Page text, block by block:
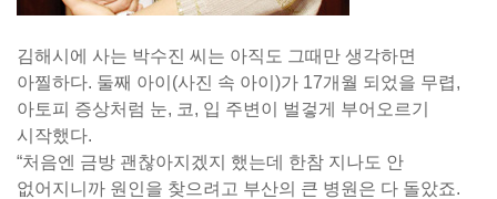
김해시에 사는 박수진 씨는 아직도 그때만 생각하면
아찔하다. 둘째 아이(사진 속 아이)가 17개월 되었을 무렵,
아토피 증상처럼 눈, 코, 입 주변이 벌겋게 부어오르기
시작했다.
“처음엔 금방 괜찮아지겠지 했는데 한참 지나도 안
없어지니까 원인을 찾으려고 부산의 큰 병원은 다 돌았죠.